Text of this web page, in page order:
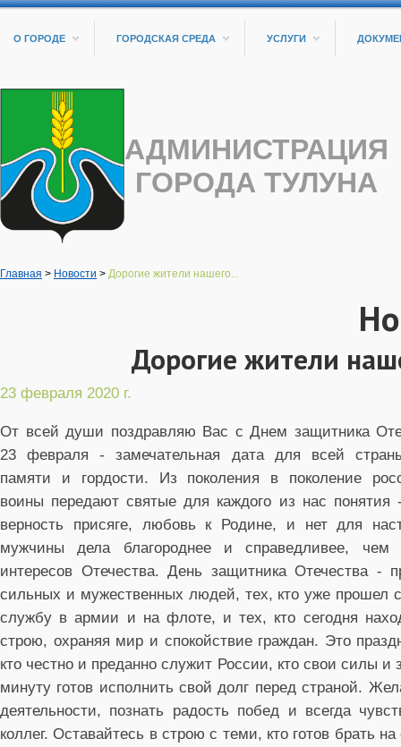
О ГОРОДЕ ГОРОДСКАЯ СРЕДА УСЛУГИ
АДМИНИСТРАЦИЯ
ГОРОДА ТУЛУНА
Главная > Новости > Дорогие жители нашего...
Дорогие жители
23 февраля 2020 г.
От всей души поздравляю Вас с Днем защитника
23 февраля - замечательная дата для всей
памяти и гордости. Из поколения в поколение
воины передают святые для каждого из нас понятия
верность присяге, любовь к Родине, и нет для
мужчины дела благороднее и справедливее, чем
интересов Отечества. День защитника Отечества -
сильных и мужественных людей, тех, кто уже прошел
службу в армии и на флоте, и тех, кто сегодня
строю, охраняя мир и спокойствие граждан. Это
кто честно и преданно служит России, кто свои силы
минуту готов исполнить свой долг перед страной.
деятельности, познать радость побед и всегда
коллег. Оставайтесь в строю с теми, кто готов брать